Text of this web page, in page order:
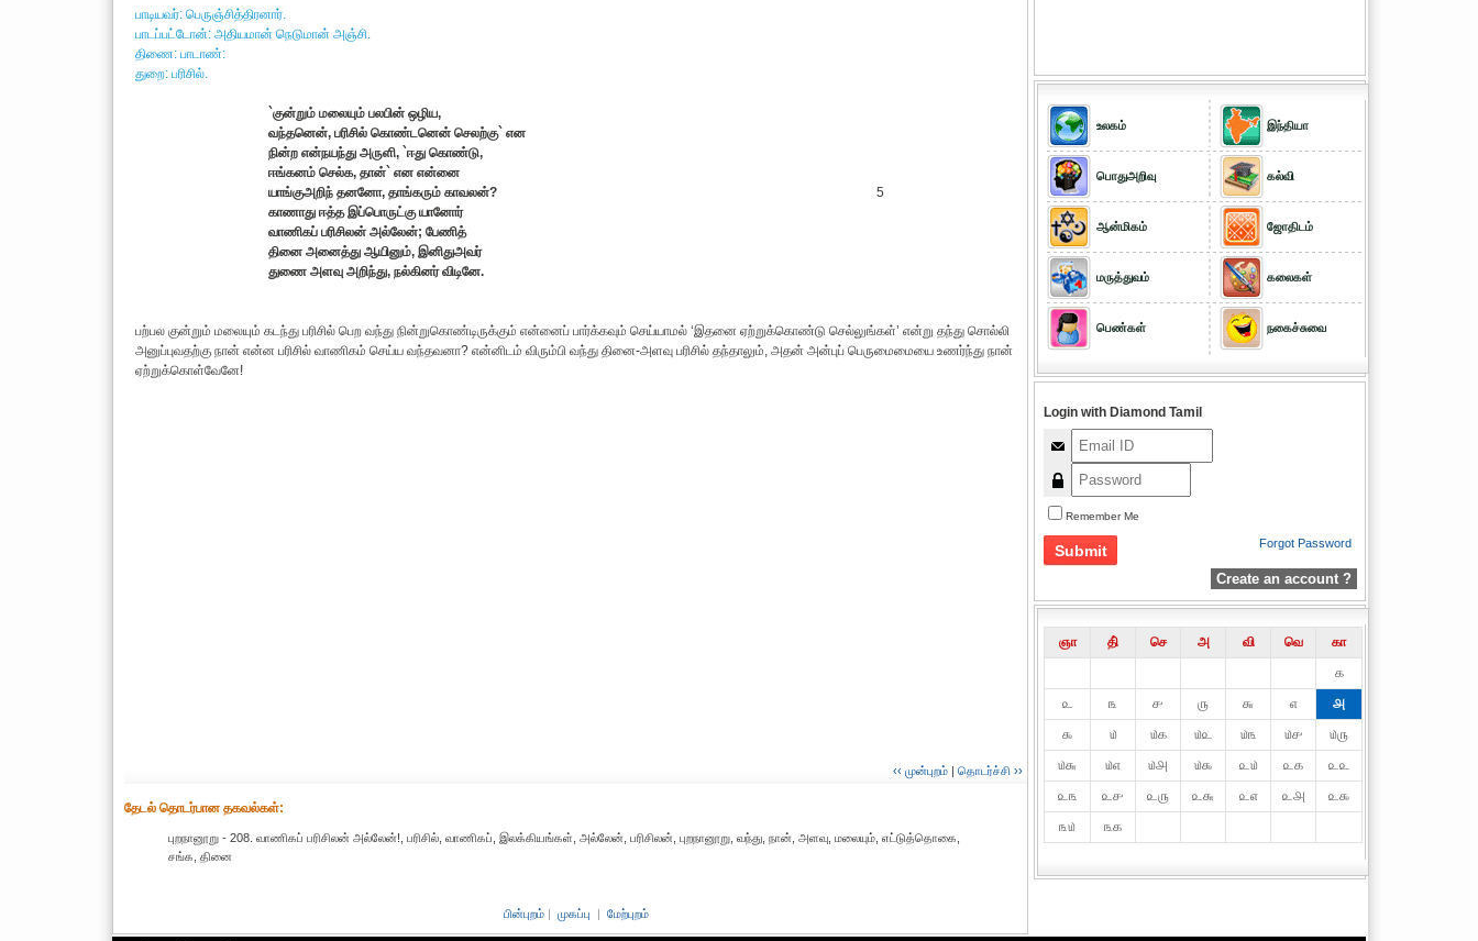
பாடியவர்: பெருஞ்சித்திரனார்.
பாடப்பட்டோன்: அதியமான் நெடுமான் அஞ்சி.
திணை: பாடாண்:
துறை: பரிசில்.
`குன்றும் மலையும் பலபின் ஒழிய,
வந்தனென், பரிசில் கொண்டனென் செலற்கு` என
நின்ற என்நயந்து அருளி, `ஈது கொண்டு,
ஈங்கனம் செல்க, தான்` என என்னை
யாங்குஅறிந் தனனோ, தாங்கரும் காவலன்?
5
காணாது ஈத்த இப்பொருட்கு யானோர்
வாணிகப் பரிசிலன் அல்லேன்; பேணித்
தினை அனைத்து ஆயினும், இனிதுஅவர்
துணை அளவு அறிந்து, நல்கினர் விடினே.
பற்பல குன்றும் மலையும் கடந்து பரிசில் பெற வந்து நின்றுகொண்டிருக்கும் என்னைப் பார்க்கவும் செய்யாமல் ‘இதனை ஏற்றுக்கொண்டு செல்லுங்கள்’ என்று தந்து சொல்லி
அனுப்புவதற்கு நான் என்ன பரிசில் வாணிகம் செய்ய வந்தவனா? என்னிடம் விரும்பி வந்து தினை-அளவு பரிசில் தந்தாலும், அதன் அன்புப் பெருமைமையை உணர்ந்து நான்
ஏற்றுக்கொள்வேனே!
‹‹ முன்புறம் | தொடர்ச்சி ››
தேட‌ல் தொட‌ர்பான தகவ‌ல்க‌ள்:
புறநானூறு - 208. வாணிகப் பரிசிலன் அல்லேன்!, பரிசில், வாணிகப், இலக்கியங்கள், அல்லேன், பரிசிலன், புறநானூறு, வந்து, நான், அளவு, மலையும், எட்டுத்தொகை,
சங்க, தினை
பின்புறம் | முகப்பு | மேற்புறம்
உலகம்
பொதுஅறிவு
ஆன்மிகம்
மருத்துவம்
பெண்கள்
இந்தியா
கல்வி
ஜோதிடம்
கலைகள்
நகைச்சுவை
Login with Diamond Tamil
Remember Me
Forgot Password
Create an account ?
ஞா தி் செ அ வி வெ
கா
௧
௨
௩ ௪ ௫ ௬ ௭
௮
௯
௰ ௰௧ ௰௨ ௰௩ ௰௪
௰௫
௰௬
௰௭ ௰௮ ௰௯ ௨௰ ௨௧
௨௨
௨௩
௨௪ ௨௫ ௨௬ ௨௭ ௨௮
௨௯
௩௰
௩௧